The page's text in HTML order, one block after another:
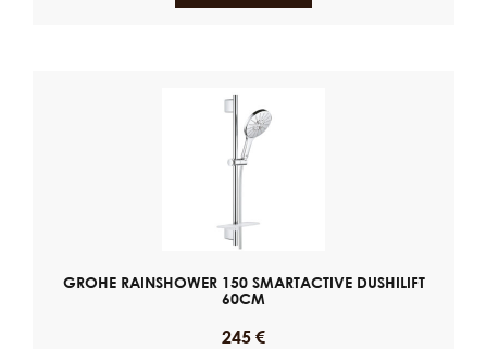
GROHE RAINSHOWER 150 SMARTACTIVE DUSHILIFT
60CM
245 €